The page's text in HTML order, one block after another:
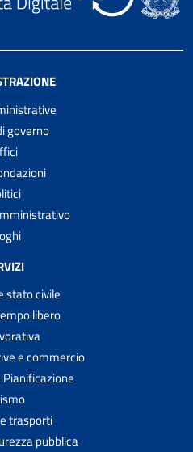
governo
stato civile
libero
e commercio
trasporti
pubblica